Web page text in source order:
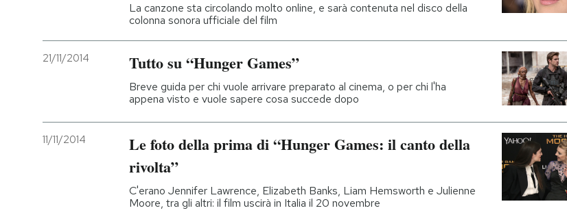
La canzone sta circolando molto online, e sarà contenuta nel disco della
colonna sonora ufficiale del film
21/11/2014 Tutto su “Hunger Games”
Breve guida per chi vuole arrivare preparato al cinema, o per chi l'ha
appena visto e vuole sapere cosa succede dopo
11/11/2014
Le foto della prima di “Hunger Games: il canto della
rivolta”
C'erano Jennifer Lawrence, Elizabeth Banks, Liam Hemsworth e Julienne
Moore, tra gli altri: il film uscirà in Italia il 20 novembre